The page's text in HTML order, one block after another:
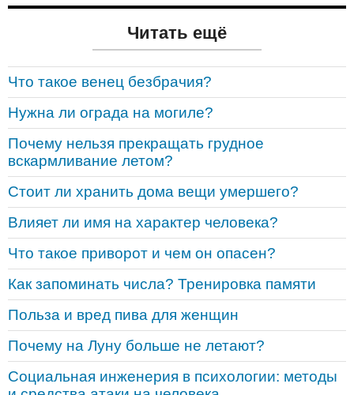
Читать ещё
Что такое венец безбрачия?
Нужна ли ограда на могиле?
Почему нельзя прекращать грудное
вскармливание летом?
Стоит ли хранить дома вещи умершего?
Влияет ли имя на характер человека?
Что такое приворот и чем он опасен?
Как запоминать числа? Тренировка памяти
Польза и вред пива для женщин
Почему на Луну больше не летают?
Социальная инженерия в психологии: методы